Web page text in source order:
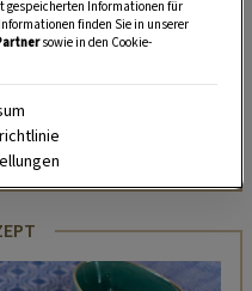
Kanal finden Sie täglich
Balkon- und
gespeicherten Informationen für
finden Sie in unserer
sowie in den Cookie-